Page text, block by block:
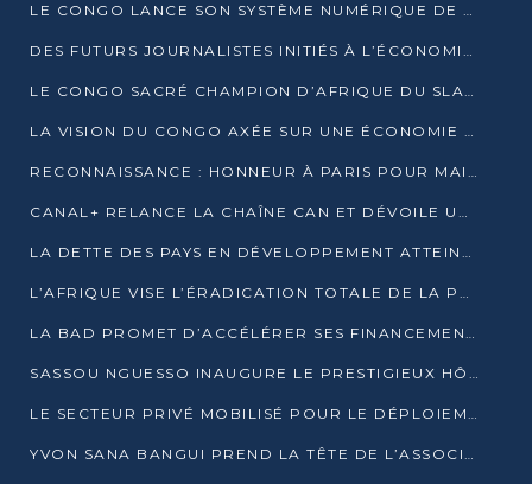
LE CONGO LANCE SON SYSTÈME NUMÉRIQUE DE VÉRIFICATION DU BOIS
DES FUTURS JOURNALISTES INITIÉS À L’ÉCONOMIE BLEUE DURABLE
LE CONGO SACRÉ CHAMPION D’AFRIQUE DU SLAM 2025
LA VISION DU CONGO AXÉE SUR UNE ÉCONOMIE BAS CARBONE AU RENDEZ-VOUS DE MONACO 2025
RECONNAISSANCE : HONNEUR À PARIS POUR MAIXENT RAOUL OMINGA
CANAL+ RELANCE LA CHAÎNE CAN ET DÉVOILE UNE OFFRE EXCEPTIONNELLE POUR DÉCEMBRE
LA DETTE DES PAYS EN DÉVELOPPEMENT ATTEINT UN SOMMET HISTORIQUE ENTRE 2022 ET 2024
L’AFRIQUE VISE L’ÉRADICATION TOTALE DE LA POLIOMYÉLITE D’ICI 2026
LA BAD PROMET D’ACCÉLÉRER SES FINANCEMENTS AVEC LE MINISTÈRE DE L’ASSAINISSEMENT
SASSOU NGUESSO INAUGURE LE PRESTIGIEUX HÔTEL KEMPINSKI BRAZZAVILLE
LE SECTEUR PRIVÉ MOBILISÉ POUR LE DÉPLOIEMENT DE 19 MINI-CENTRALES SOLAIRES
YVON SANA BANGUI PREND LA TÊTE DE L’ASSOCIATION DES BANQUES CENTRALES AFRICAINES